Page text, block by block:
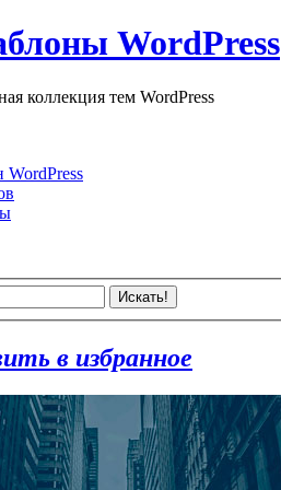
WordPress
коллекция тем WordPress
WordPress
Искать!